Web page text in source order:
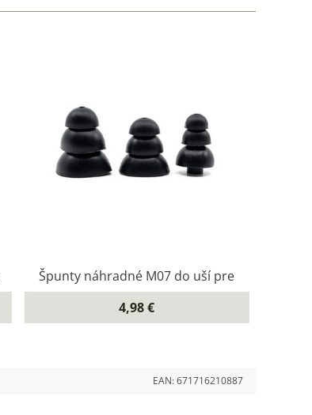
Špunty náhradné M07 do uší pre
4,98 €
EAN:671716210887